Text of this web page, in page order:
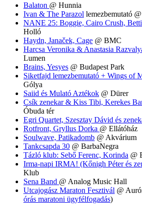
Balaton @ Hunnia
Ivan & The Parazol lemezbemutató
NANE 25: Boggie, Cairo Crush,
Holló
Haydn, Janaček, Cage @ BMC
Harcsa Veronika & Anastasia
Lumen
Brains, Yesyes @ Budapest Park
Siketfajd lemezbemutató + Wings of
Gólya
Saiid és Mulató Aztékok @ Dürer
Csík zenekar & Kiss Tibi, Kerekes
Óbuda tér
Egri Quartet, Szesztay Dávid és
Rotfront, Gryllus Dorka @ Ellátóház
Soulwave, Patikadomb @ Akvárium
Tankcsapda 30 @ BarbaNegra
Tázló klub: Sebő Ferenc, Korinda @
Irma-napi IRMA! (Kőnigh Péter és
Klub
Sena Band @ Analog Music Hall
Utcajogász Maraton Fesztivál @
órás maratoni ügyfélfogadás)